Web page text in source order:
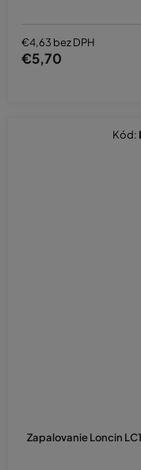
€4,63 bez DPH
€5,70
Zapalovanie Loncin
Kód: